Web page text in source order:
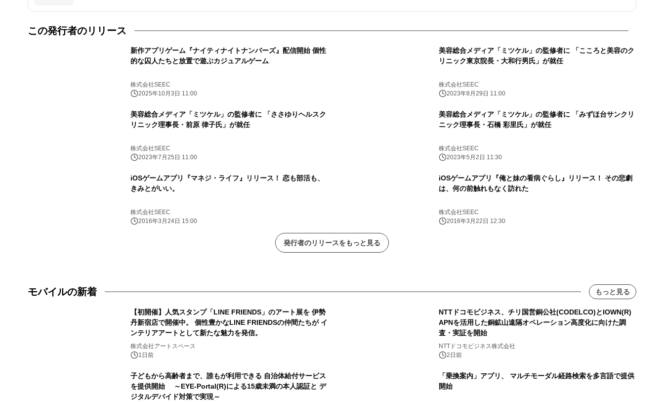
この発行者のリリース
新作アプリゲーム『ナイティナイトナンバーズ』配信開始 個性
的な囚人たちと放置で遊ぶカジュアルゲーム
株式会社SEEC
2025年10月3日 11:00
美容総合メディア「ミツケル」の監修者に 「こころと美容のク
リニック東京院長・大和行男氏」が就任
株式会社SEEC
2023年8月29日 11:00
美容総合メディア「ミツケル」の監修者に 「ささゆりヘルスク
リニック理事長・前原 律子氏」が就任
株式会社SEEC
2023年7月25日 11:00
美容総合メディア「ミツケル」の監修者に 「みずほ台サンクリ
ニック理事長・石橋 彩里氏」が就任
株式会社SEEC
2023年5月2日 11:30
iOSゲームアプリ『マネジ・ライフ』リリース！ 恋も部活も、
きみとがいい。
株式会社SEEC
2016年3月24日 15:00
iOSゲームアプリ『俺と妹の看病ぐらし』リリース！ その悲劇
は、何の前触れもなく訪れた
株式会社SEEC
2016年3月22日 12:30
発行者のリリースをもっと見る
モバイルの新着 もっと見る
【初開催】人気スタンプ「LINE FRIENDS」のアート展を 伊勢
丹新宿店で開催中。 個性豊かなLINE FRIENDSの仲間たちが イ
ンテリアアートとして新たな魅力を発信。
株式会社アートスペース
1日前
NTTドコモビジネス、チリ国営銅公社(CODELCO)とIOWN(R)
APNを活用した銅鉱山遠隔オペレーション高度化に向けた調
査・実証を開始
NTTドコモビジネス株式会社
2日前
子どもから高齢者まで、誰もが利用できる 自治体給付サービス
を提供開始 ～EYE-Portal(R)による15歳未満の本人認証と デ
ジタルデバイド対策で実現～
「乗換案内」アプリ、 マルチモーダル経路検索を多言語で提供
開始